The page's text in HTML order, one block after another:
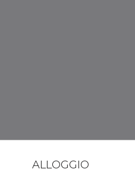
ALLOGGIO